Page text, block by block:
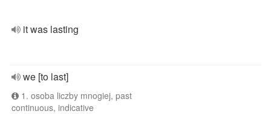
it was lasting
we [to last]
1. osoba liczby mnogiej, past
continuous, indicative